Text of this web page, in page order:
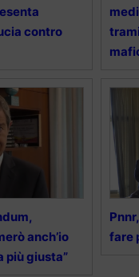
contro
anch’io
più giusta”
fare